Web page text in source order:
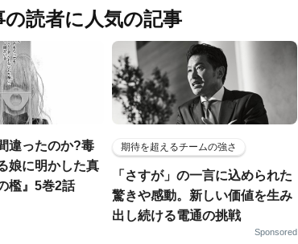
の読者に人気の記事
違ったのか?毒
娘に明かした真
檻』5巻2話
期待を超えるチームの強さ
「さすが」の一言に込められた
驚きや感動。新しい価値を生み
出し続ける電通の挑戦
Sponsored